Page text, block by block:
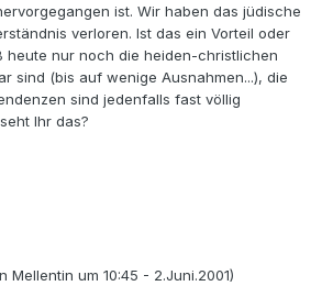
ist. Wir haben das jüdische
verloren. Ist das ein Vorteil oder
heute nur noch die heiden-christlichen
sind (bis auf wenige Ausnahmen...), die
sind jedenfalls fast völlig
Ihr das?
Mellentin um 10:45 - 2.Juni.2001)